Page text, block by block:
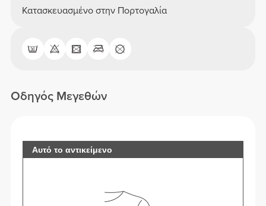
Κατασκευασμένο στην Πορτογαλία
Οδηγός Μεγεθών
Αυτό το αντικείμενο